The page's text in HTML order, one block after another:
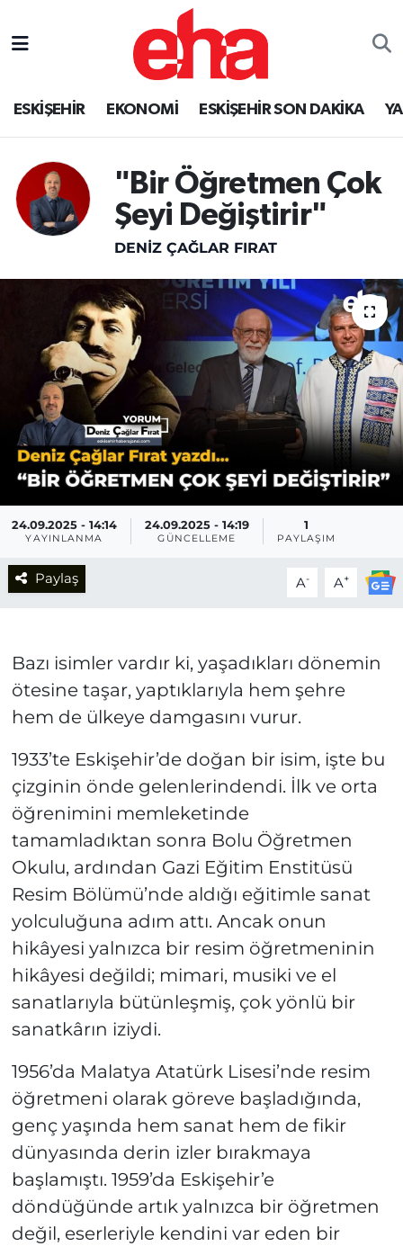
ESKİŞEHİR EKONOMİ ESKİŞEHİR SON DAKİKA
"Bir Öğretmen Çok
Şeyi Değiştirir"
DENIZ ÇAĞLAR FIRAT
24.09.2025 - 14:14
YAYINLANMA
24.09.2025 - 14:19
GÜNCELLEME
1
PAYLAŞIM
Paylaş A- A+
Bazı isimler vardır ki, yaşadıkları dönemin
ötesine taşar, yaptıklarıyla hem şehre
hem de ülkeye damgasını vurur.
1933’te Eskişehir’de doğan bir isim, işte bu
çizginin önde gelenlerindendi. İlk ve orta
öğrenimini memleketinde
tamamladıktan sonra Bolu Öğretmen
Okulu, ardından Gazi Eğitim Enstitüsü
Resim Bölümü’nde aldığı eğitimle sanat
yolculuğuna adım attı. Ancak onun
hikâyesi yalnızca bir resim öğretmeninin
hikâyesi değildi; mimari, musiki ve el
sanatlarıyla bütünleşmiş, çok yönlü bir
sanatkârın iziydi.
1956’da Malatya Atatürk Lisesi’nde resim
öğretmeni olarak göreve başladığında,
genç yaşında hem sanat hem de fikir
dünyasında derin izler bırakmaya
başlamıştı. 1959’da Eskişehir’e
döndüğünde artık yalnızca bir öğretmen
değil, eserleriyle kendini var eden bir